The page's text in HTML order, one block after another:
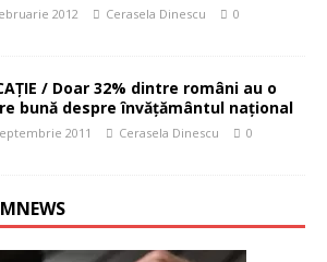
2012 Cerasela Dinescu 0
/ Doar 32% dintre români au o
bună despre învăţământul naţional
2011 Cerasela Dinescu 0